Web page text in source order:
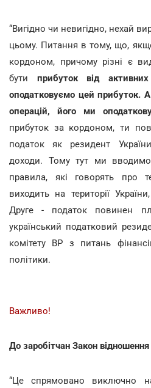
“Вигідно чи невигідно, нехай
цьому. Питання в тому, що,
кордоном, причому різні є
бути прибуток від
оподатковуємо цей прибуток.
операцій, його ми
прибуток за кордоном, ти
податок як резидент
доходи. Тому тут ми вводимо
правила, які говорять про
виходить на території
Друге - податок повинен
український податковий
комітету ВР з питань
політики.
Важливо!
До заробітчан Закон
“Це спрямовано виключно